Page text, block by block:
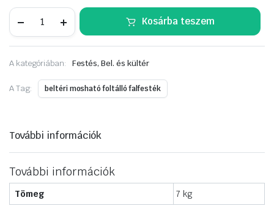
EasyCare
liter
tekercs
Kosárba teszem
A kategóriában: Festés, Bel. és kültér
A Tag: beltéri mosható foltálló falfesték
További információk
További információk
Tömeg 7 kg